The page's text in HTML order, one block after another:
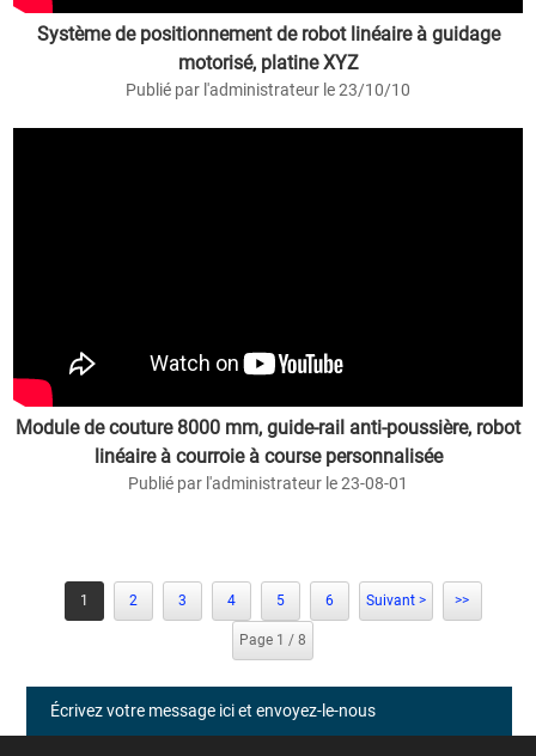
Système de positionnement de robot linéaire à guidage
motorisé, platine XYZ
Publié par l'administrateur le 23/10/10
Module de couture 8000 mm, guide-rail anti-poussière, robot
linéaire à courroie à course personnalisée
Publié par l'administrateur le 23-08-01
1 2 3 4 5 6 Suivant > >>
Page 1 / 8
Écrivez votre message ici et envoyez-le-nous